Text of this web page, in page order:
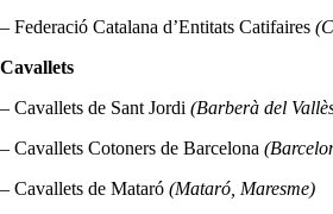
– Federació Catalana d’Entitats Catifaires
Cavallets
– Cavallets de Sant Jordi (Barberà del
– Cavallets Cotoners de Barcelona
– Cavallets de Mataró (Mataró, Maresme)